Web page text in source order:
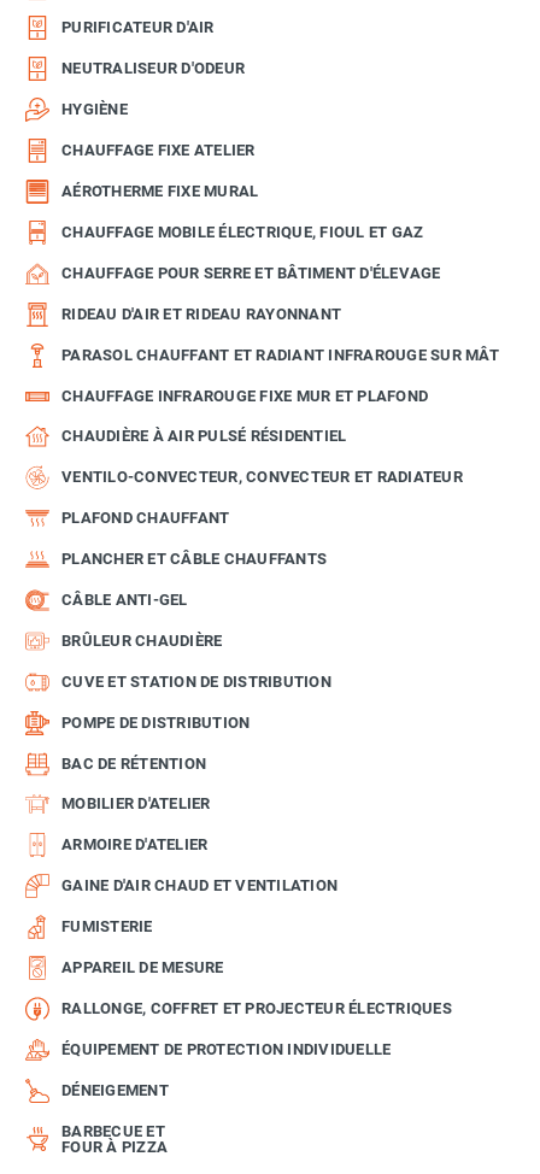
PURIFICATEUR D'AIR
NEUTRALISEUR D'ODEUR
HYGIÈNE
CHAUFFAGE FIXE ATELIER
AÉROTHERME FIXE MURAL
CHAUFFAGE MOBILE ÉLECTRIQUE, FIOUL ET GAZ
CHAUFFAGE POUR SERRE ET BÂTIMENT D'ÉLEVAGE
RIDEAU D'AIR ET RIDEAU RAYONNANT
PARASOL CHAUFFANT ET RADIANT INFRAROUGE SUR MÂT
CHAUFFAGE INFRAROUGE FIXE MUR ET PLAFOND
CHAUDIÈRE À AIR PULSÉ RÉSIDENTIEL
VENTILO-CONVECTEUR, CONVECTEUR ET RADIATEUR
PLAFOND CHAUFFANT
PLANCHER ET CÂBLE CHAUFFANTS
CÂBLE ANTI-GEL
BRÛLEUR CHAUDIÈRE
CUVE ET STATION DE DISTRIBUTION
POMPE DE DISTRIBUTION
BAC DE RÉTENTION
MOBILIER D'ATELIER
ARMOIRE D'ATELIER
GAINE D'AIR CHAUD ET VENTILATION
FUMISTERIE
APPAREIL DE MESURE
RALLONGE, COFFRET ET PROJECTEUR ÉLECTRIQUES
ÉQUIPEMENT DE PROTECTION INDIVIDUELLE
DÉNEIGEMENT
BARBECUE ET
FOUR À PIZZA